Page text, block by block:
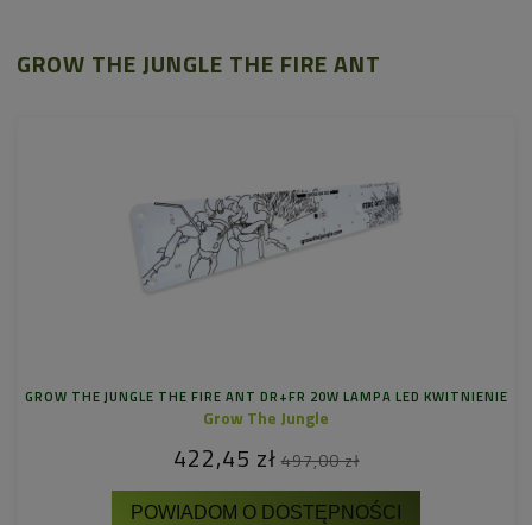
GROW THE JUNGLE THE FIRE ANT
GROW THE JUNGLE THE FIRE ANT DR+FR 20W LAMPA LED KWITNIENIE
Grow The Jungle
422,45 zł 497,00 zł
POWIADOM O DOSTĘPNOŚCI